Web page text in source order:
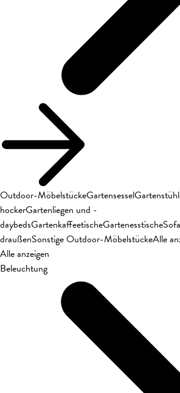
Outdoor-MöbelstückeGartensessel
hockerGartenliegen und -
daybedsGartenkaffeetischeGartenesstische
draußenSonstige Outdoor-MöbelstückeAlle
Alle anzeigen
Beleuchtung